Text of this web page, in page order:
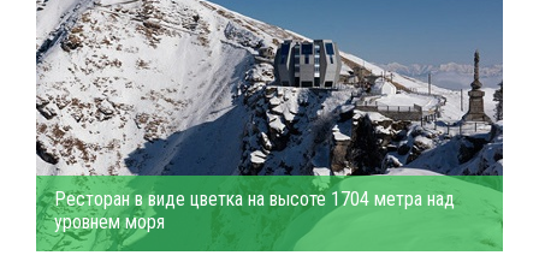
Ресторан в виде цветка на высоте 1704 метра над
уровнем моря